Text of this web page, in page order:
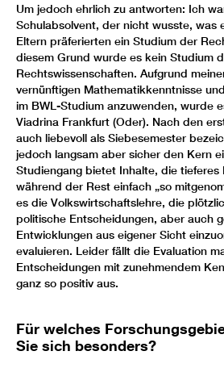
Um jedoch ehrlich zu antworten: Ich
Schulabsolvent, der nicht wusste, was
Eltern präferierten ein Studium der
diesem Grund wurde es kein Studium
Rechtswissenschaften. Aufgrund
vernünftigen Mathematikkenntnisse
im BWL-Studium anzuwenden, wurde
Viadrina Frankfurt (Oder). Nach den
auch liebevoll als Siebesemester
jedoch langsam aber sicher den Kern
Studiengang bietet Inhalte, die tieferes
während der Rest einfach „so
es die Volkswirtschaftslehre, die
politische Entscheidungen, aber auch
Entwicklungen aus eigener Sicht
evaluieren. Leider fällt die Evaluation
Entscheidungen mit zunehmendem
ganz so positiv aus.
Für welches
Sie sich besonders?